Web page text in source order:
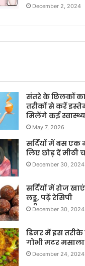
December 2, 2024
संतरे के छिलकों
तरीकों से करें
मिलेंगे कई
May 7, 2026
सर्दियों में बस एक
लिए छोड़ दें मीठी
December 30, 2024
सर्दियों में रोज
लड्डू, पढ़ें रेसिपी
December 30, 2024
डिनर में इस
गोभी मटर मसाला
December 24, 2024